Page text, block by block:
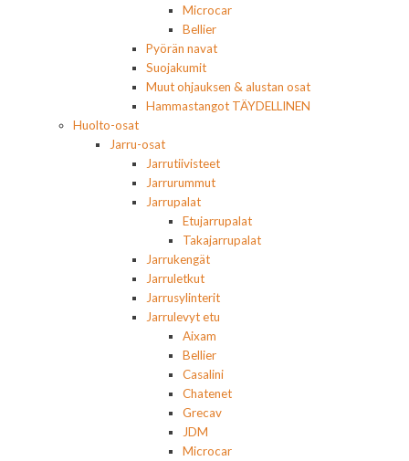
Microcar
Bellier
Pyörän navat
Suojakumit
Muut ohjauksen & alustan osat
Hammastangot TÄYDELLINEN
Huolto-osat
Jarru-osat
Jarrutiivisteet
Jarrurummut
Jarrupalat
Etujarrupalat
Takajarrupalat
Jarrukengät
Jarruletkut
Jarrusylinterit
Jarrulevyt etu
Aixam
Bellier
Casalini
Chatenet
Grecav
JDM
Microcar